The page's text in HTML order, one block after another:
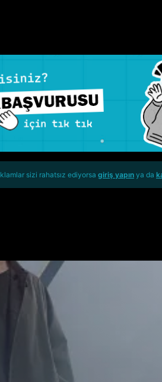
sizi rahatsız ediyorsa giriş yapın ya da